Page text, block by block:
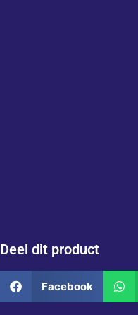
Deel dit product
Facebook